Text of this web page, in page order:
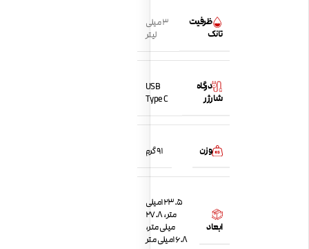
ظرفیت
تانک
3 میلی
لیتر
درگاه
شارژر
USB
Type C
وزن 91 گرم
ابعاد
123.5میلی
متر، 27.8
میلی متر،
16.8میلی متر